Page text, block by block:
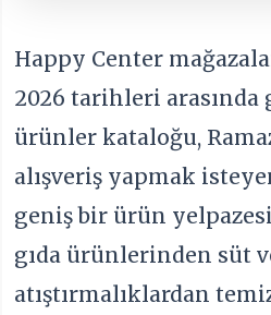
Happy Center
2026 tarihleri
ürünler kataloğu,
alışveriş yapmak
geniş bir ürün
gıda ürünlerinden süt
atıştırmalıklardan